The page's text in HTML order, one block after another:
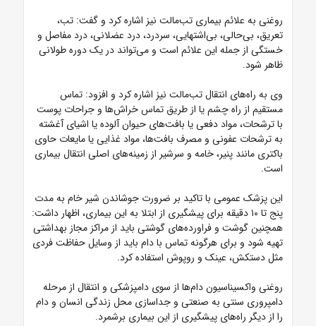
روغنی به علائم بیماری تب‌مالت نیز اشاره کرد و گفت: تب،
تعریق، بی‌حالی، بی‌اشتهایی، سردرد، درد عضلانی، درد مفاصل و
خستگی از جمله این علائم است و می‌تواند در یک دوره طولانی
ظاهر شود.
وی به راه‌های انتقال تب‌مالت نیز اشاره کرد و افزود: تماس
مستقیم از راه چشم یا از طریق تماس خراش‌ها و جراحات پوست
با ترشحات، مواد دفعی یا بافت‌های حیوان آلوده یا اشیای آغشته
به ترشحات عفونی و مصرف بافت‎‌ها، مواد غذایی یا مایعات حاوی
باکتری مانند پنیر، خامه و سرشیر از زمینه‌های اصلی انتقال بیماری
است.
این پزشک عمومی با تاکید بر ضرورت جوشاندن شیر خام به مدت
پنج تا ۱۰ دقیقه برای پیشگیری از ابتلا به این بیماری، اظهار داشت:
همچنین گوشت و فراورده‌های گوشتی باید از مراکز مجاز بهداشتی
تهیه شود و برای هرگونه تماس با دام باید از وسایل حفاظت فردی
مثل دستکش، عینک و روپوش استفاده کرد.
روغنی واکسیناسیون دام‌ها از سوی دامپزشکی و انتقال از مرحله
دامپروری سنتی به صنعتی و جداسازی محل زندگی انسان و دام
را از دیگر راه‌های پیشگیری از این بیماری برشمرد.